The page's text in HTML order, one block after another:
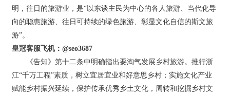
明，往日的旅游业，是“以东谈主民为中心的各人旅游、当代化导
向的聪惠旅游、往日可持续的绿色旅游、彰显文化自信的斯文旅
游”。
皇冠客服飞机：@seo3687
《告知》第十二条中明确指出要淘气发展乡村旅游。推行浙
江“千万工程”素质，树立宜居宜业和好意思乡村；实施文化产业
赋能乡村振兴延续，保护传承优秀乡土文化，周转和挖掘乡村文